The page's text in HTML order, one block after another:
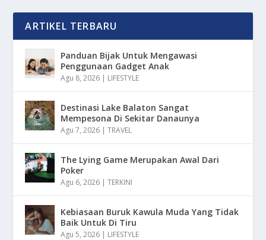
ARTIKEL TERBARU
Panduan Bijak Untuk Mengawasi
Penggunaan Gadget Anak
Agu 8, 2026 | LIFESTYLE
Destinasi Lake Balaton Sangat
Mempesona Di Sekitar Danaunya
Agu 7, 2026 |TRAVEL
The Lying Game Merupakan Awal Dari
Poker
Agu 6, 2026 |TERKINI
Kebiasaan Buruk Kawula Muda Yang Tidak
Baik Untuk Di Tiru
Agu 5, 2026 | LIFESTYLE